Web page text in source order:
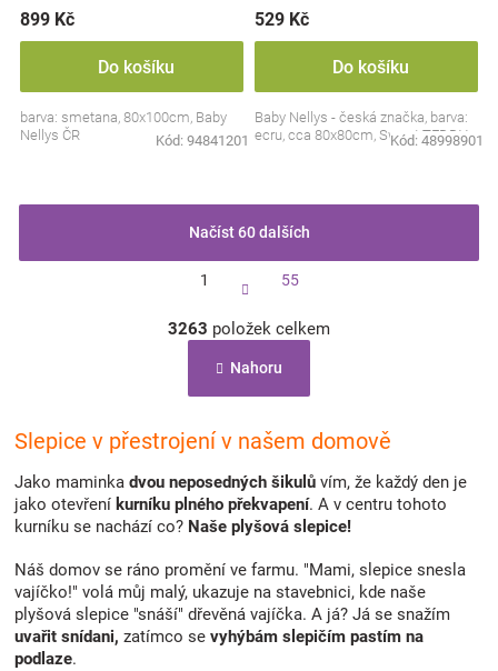
899 Kč
Do košíku
barva: smetana, 80x100cm, Baby
Nellys ČR
Kód: 94841201
529 Kč
Do košíku
Baby Nellys - česká značka, barva:
ecru, cca 80x80cm, Sweet TEDDY
Kód: 48998901
v
á
d
c
í
p
r
v
k
y
v
ý
p
i
Načíst 60 dalších
t
á
n
k
v
n
1 55
3263 položek celkem
Nahoru
Slepice v přestrojení v našem domově
Jako maminka dvou neposedných šikulů vím, že každý den je
jako otevření kurníku plného překvapení. A v centru tohoto
kurníku se nachází co? Naše plyšová slepice!
Náš domov se ráno promění ve farmu. "Mami, slepice snesla
vajíčko!" volá můj malý, ukazuje na stavebnici, kde naše
plyšová slepice "snáší" dřevěná vajíčka. A já? Já se snažím
uvařit snídani, zatímco se vyhýbám slepičím pastím na
podlaze.